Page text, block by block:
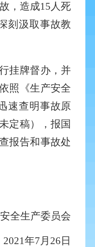
，造成15人死
刻汲取事故教
挂牌督办，并
照《生产安全
速查明事故原
定稿），报国
报告和事故处
全生产委员会
2021年7 月 26 日